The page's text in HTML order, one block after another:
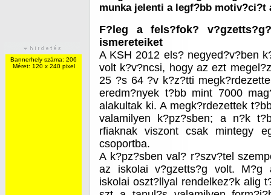
Bannerhely száma: 206
Méret: 120 x 240 pixel
munka jelenti a legf?bb motiv?ci?t
F?leg a fels?fok?
ismereteiket
A KSH 2012 els? negyed?v?ben
volt k?v?ncsi, hogy az ezt
25 ?s 64 ?v k?z?tti
eredm?nyek t?bb mint 7000
alakultak ki. A megk?rdezettek
valamilyen k?pz?sben; a n?k
rfiaknak viszont csak mintegy
csoportba.
A k?pz?sben val? r?szv?tel
az iskolai v?gzetts?g volt. M?g
iskolai oszt?llyal rendelkez?k alig